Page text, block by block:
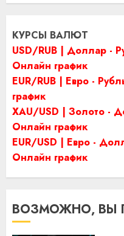
КУРСЫ ВАЛЮТ
USD/RUB | Доллар -
Онлайн график
EUR/RUB | Евро -
график
XAU/USD | Золото -
Онлайн график
EUR/USD | Евро -
Онлайн график
ВОЗМОЖНО, ВЫ